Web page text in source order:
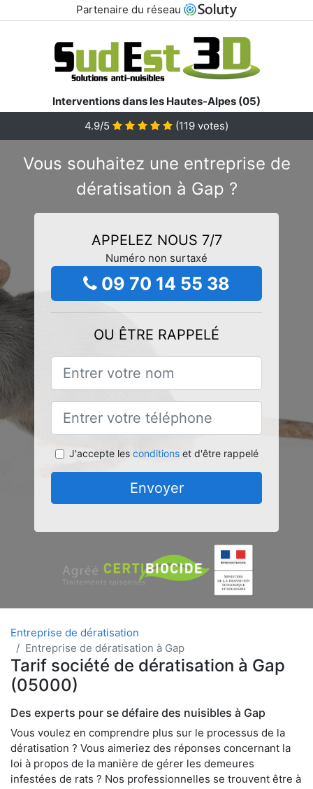
Partenaire du réseau
Interventions dans les Hautes-Alpes (05)
4.9/5
(119 votes)
Vous souhaitez une entreprise de
dératisation à Gap ?
APPELEZ NOUS 7/7
Numéro non surtaxé
09 70 14 55 38
OU ÊTRE RAPPELÉ
J'accepte les conditionset d'être rappelé
Envoyer
Entreprise de dératisation
Entreprise de dératisation à Gap
Tarif société de dératisation à Gap
(05000)
Des experts pour se défaire des nuisibles à Gap
Vous voulez en comprendre plus sur le processus de la
dératisation ? Vous aimeriez des réponses concernant la
loi à propos de la manière de gérer les demeures
infestées de rats ? Nos professionnelles se trouvent être à